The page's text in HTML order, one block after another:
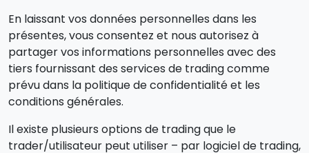
En laissant vos données personnelles dans les
présentes, vous consentez et nous autorisez à
partager vos informations personnelles avec des
tiers fournissant des services de trading comme
prévu dans la politique de confidentialité et les
conditions générales.
Il existe plusieurs options de trading que le
trader/utilisateur peut utiliser – par logiciel de trading,